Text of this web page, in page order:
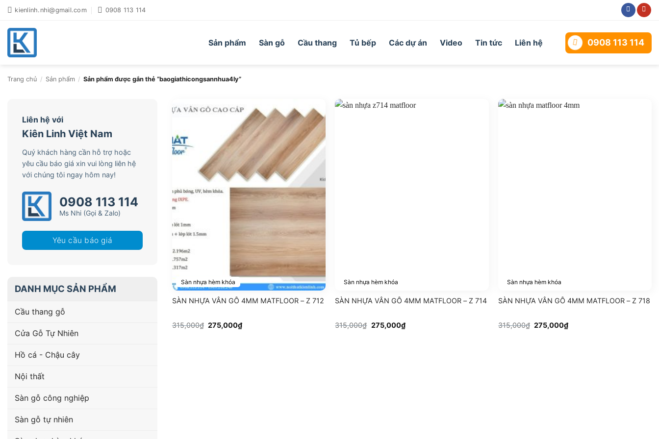
Bỏ
nội
dung
kienlinh.nhi@gmail.com 0908 113 114
Sản phẩm Sàn gỗ Cầu thang Tủ bếp Các dự án Video Tin tức Liên hệ 0908 113 114
Trang chủ / Sản phẩm / Sản phẩm được gắn thẻ “baogiathicongsannhua4ly”
Liên hệ với
Kiên Linh Việt Nam
Quý khách hàng cần hỗ trợ hoặc
yêu cầu báo giá xin vui lòng liên hệ
với chúng tôi ngay hôm nay!
0908 113 114
Ms Nhi (Gọi & Zalo)
Yêu cầu báo giá
DANH MỤC SẢN PHẨM
Cầu thang gỗ
Cửa Gỗ Tự Nhiên
Hồ cá - Chậu cây
Nội thất
Sàn gỗ công nghiệp
Sàn gỗ tự nhiên
Sàn nhựa hèm khóa
SÀN NHỰA VÂN GỖ 4MM MATFLOOR – Z 712
315,000₫ Giá
275,000₫Giá
Sàn nhựa hèm khóa
SÀN NHỰA VÂN GỖ 4MM MATFLOOR – Z 714
315,000₫ Giá
275,000₫Giá
hiện
Sàn nhựa hèm khóa
SÀN NHỰA VÂN GỖ 4MM MATFLOOR – Z 718
315,000₫ Giá
275,000₫Giá